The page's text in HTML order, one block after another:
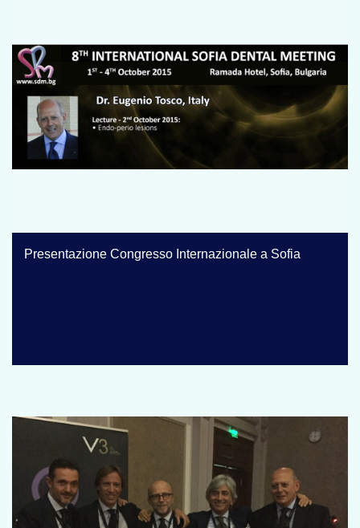
Presentazione Congresso Internazionale a Sofia